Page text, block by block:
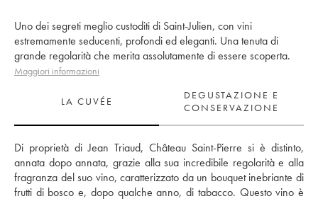
Uno dei segreti meglio custoditi di Saint-Julien, con vini
estremamente seducenti, profondi ed eleganti. Una tenuta di
grande regolarità che merita assolutamente di essere scoperta.
Maggiori informazioni
LA CUVÉE
DEGUSTAZIONE E
CONSERVAZIONE
Di proprietà di Jean Triaud, Château Saint-Pierre si è distinto,
annata dopo annata, grazie alla sua incredibile regolarità e alla
fragranza del suo vino, caratterizzato da un bouquet inebriante di
frutti di bosco e, dopo qualche anno, di tabacco. Questo vino è